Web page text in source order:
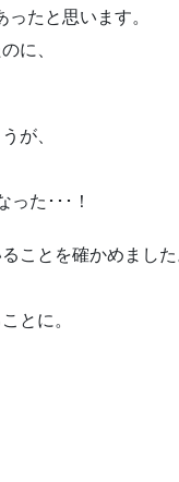
たと思います。
に、
が、
た･･･！
ことを確かめました
とに。